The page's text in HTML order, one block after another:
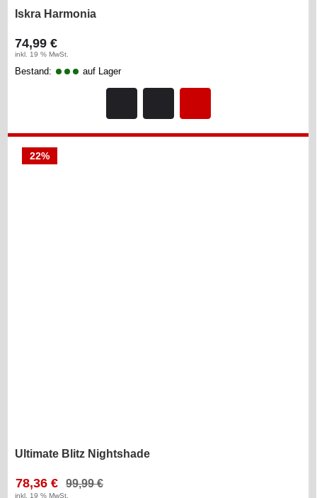
Iskra Harmonia
74,99 €
inkl. 19 % MwSt.
Bestand: auf Lager
Ultimate Blitz Nightshade
78,36 € 99,99 €
22%
inkl. 19 % MwSt.